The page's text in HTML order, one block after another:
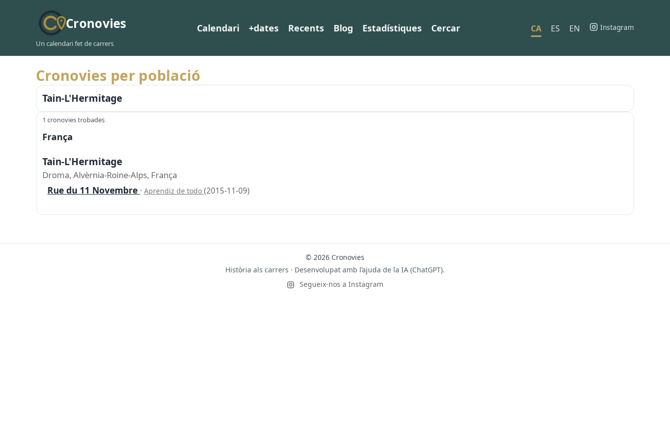
Cronovies
Un calendari fet de carrers
Calendari +dates Recents Blog Estadístiques Cercar CA ES EN Instagram
Cronovies per població
Tain-L'Hermitage
1 cronovies trobades
França
Tain-L'Hermitage
Droma, Alvèrnia-Roine-Alps, França
Rue du 11 Novembre · Aprendiz de todo (2015-11-09)
© 2026 Cronovies
Història als carrers · Desenvolupat amb l’ajuda de la IA (ChatGPT).
Segueix-nos a Instagram